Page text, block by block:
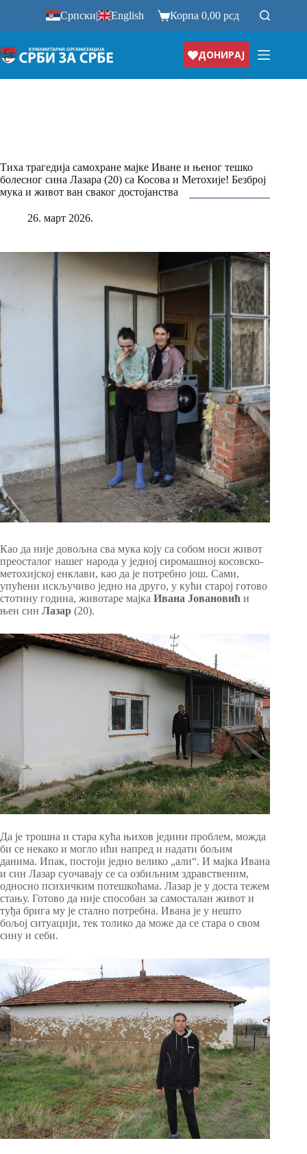
Српски| English Корпа0,00рсд
ДОНИРАЈ
Тиха трагедија самохране мајке Иване и њеног тешко
болесног сина Лазара (20) са Косова и Метохије! Безброј
мука и живот ван сваког достојанства
26. март 2026.
Као да није довољна сва мука коју са собом носи живот
преосталог нашег народа у једној сиромашној косовско-
метохијској енклави, као да је потребно још. Сами,
упућени искључиво једно на друго, у кући старој готово
стотину година, животаре мајка Ивана Јовановић и
њен син Лазар (20).
Да је трошна и стара кућа њихов једини проблем, можда
би се некако и могло ићи напред и надати бољим
данима. Ипак, постоји једно велико „али“. И мајка Ивана
и син Лазар суочавају се са озбиљним здравственим,
односно психичким потешкоћама. Лазар је у доста тежем
стању. Готово да није способан за самосталан живот и
туђа брига му је стално потребна. Ивана је у нешто
бољој ситуацији, тек толико да може да се стара о свом
сину и себи.